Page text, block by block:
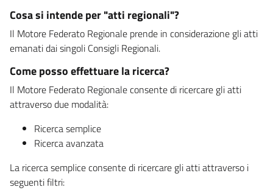
Cosa si intende per "atti regionali"?
Il Motore Federato Regionale prende in considerazione gli atti
emanati dai singoli Consigli Regionali.
Come posso effettuare la ricerca?
Il Motore Federato Regionale consente di ricercare gli atti
attraverso due modalità:
Ricerca semplice
Ricerca avanzata
La ricerca semplice consente di ricercare gli atti attraverso i
seguenti filtri: